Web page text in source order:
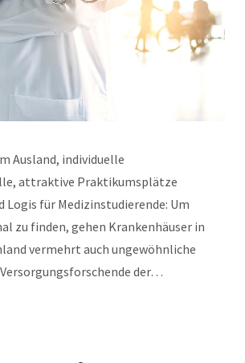
Ausland, individuelle
attraktive Praktikumsplätze
Logis für Medizinstudierende: Um
zu finden, gehen Krankenhäuser in
vermehrt auch ungewöhnliche
Versorgungsforschende der…